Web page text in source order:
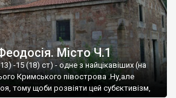
Місто Ч.1
-15 (18) ст) - одне з найцікавіших (на
Кримського півострова .Ну,але
тому щоби розвіяти цей субєктивізм,